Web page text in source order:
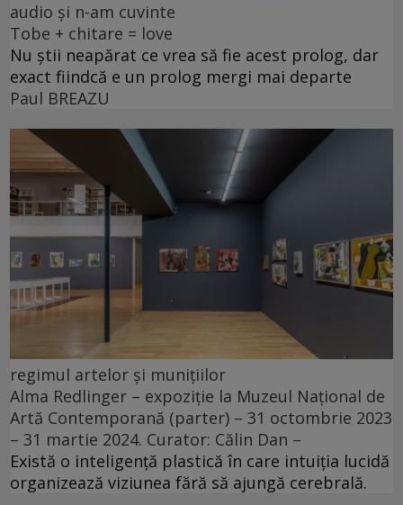
audio și n-am cuvinte
Tobe + chitare = love
Nu știi neapărat ce vrea să fie acest prolog, dar
exact fiindcă e un prolog mergi mai departe
Paul BREAZU
regimul artelor și munițiilor
Alma Redlinger – expoziție la Muzeul Național de
Artă Contemporană (parter) – 31 octombrie 2023
– 31 martie 2024. Curator: Călin Dan –
Există o inteligență plastică în care intuiția lucidă
organizează viziunea fără să ajungă cerebrală.